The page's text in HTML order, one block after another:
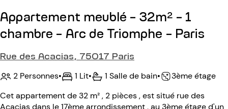
Appartement meublé - 32m² - 1
chambre - Arc de Triomphe - Paris
Rue des Acacias, 75017 Paris
2 Personnes• 1 Lit• 1 Salle de bain•
3ème étage
Cet appartement de 32 m² , 2 pièces , est situé rue des
Acacias dans le 17ème arrondissement , au 3ème étage d'un